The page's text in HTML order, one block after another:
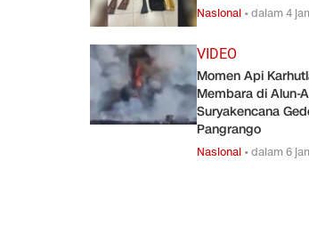
Nasional •dalam 4
VIDEO
Momen Api
Membara di Alun-
Suryakencana
Pangrango
Nasional •dalam 6